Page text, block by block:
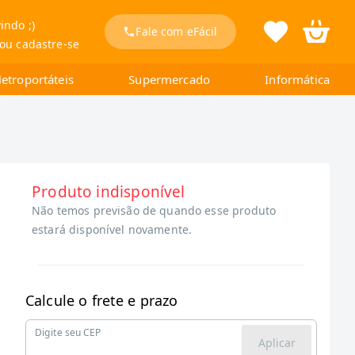
;)
cadastre-se
Fale com eFácil
Supermercado Informática
Produto indisponível
Não temos previsão de quando esse produto
estará disponível novamente.
Calcule o frete e prazo
Digite seu CEP
Aplicar